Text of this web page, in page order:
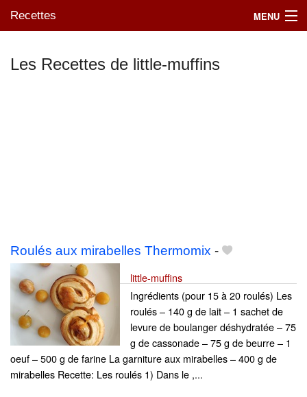
Recettes MENU
Les Recettes de little-muffins
Roulés aux mirabelles Thermomix -
little-muffins
Ingrédients (pour 15 à 20 roulés) Les
roulés – 140 g de lait – 1 sachet de
levure de boulanger déshydratée – 75
g de cassonade – 75 g de beurre – 1
oeuf – 500 g de farine La garniture aux mirabelles – 400 g de
mirabelles Recette: Les roulés 1) Dans le ,...